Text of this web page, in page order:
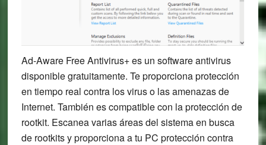
Ad-Aware Free Antivirus+ es un software antivirus
disponible gratuitamente. Te proporciona protección
en tiempo real contra los virus o las amenazas de
Internet. También es compatible con la protección de
rootkit. Escanea varias áreas del sistema en busca
de rootkits y proporciona a tu PC protección contra